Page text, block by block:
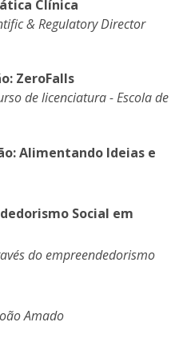
Clínica
& Regulatory Director
ZeroFalls
de licenciatura - Escola de
Alimentando Ideias e
Social em
do empreendedorismo
Amado